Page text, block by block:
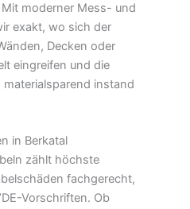
moderner Mess- und
exakt, wo sich der
Decken oder
eingreifen und die
instand
in Berkatal
zählt höchste
fachgerecht,
Vorschriften. Ob